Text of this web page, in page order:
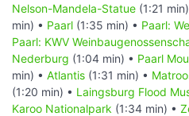
Nelson-Mandela-Statue (1:21
min) • Paarl (1:35 min) • Paarl:
Paarl: KWV
Nederburg (1:04 min) • Paarl
min) • Atlantis (1:31 min) •
(1:20 min) • Laingsburg Flood
Karoo Nationalpark (1:34 min) •